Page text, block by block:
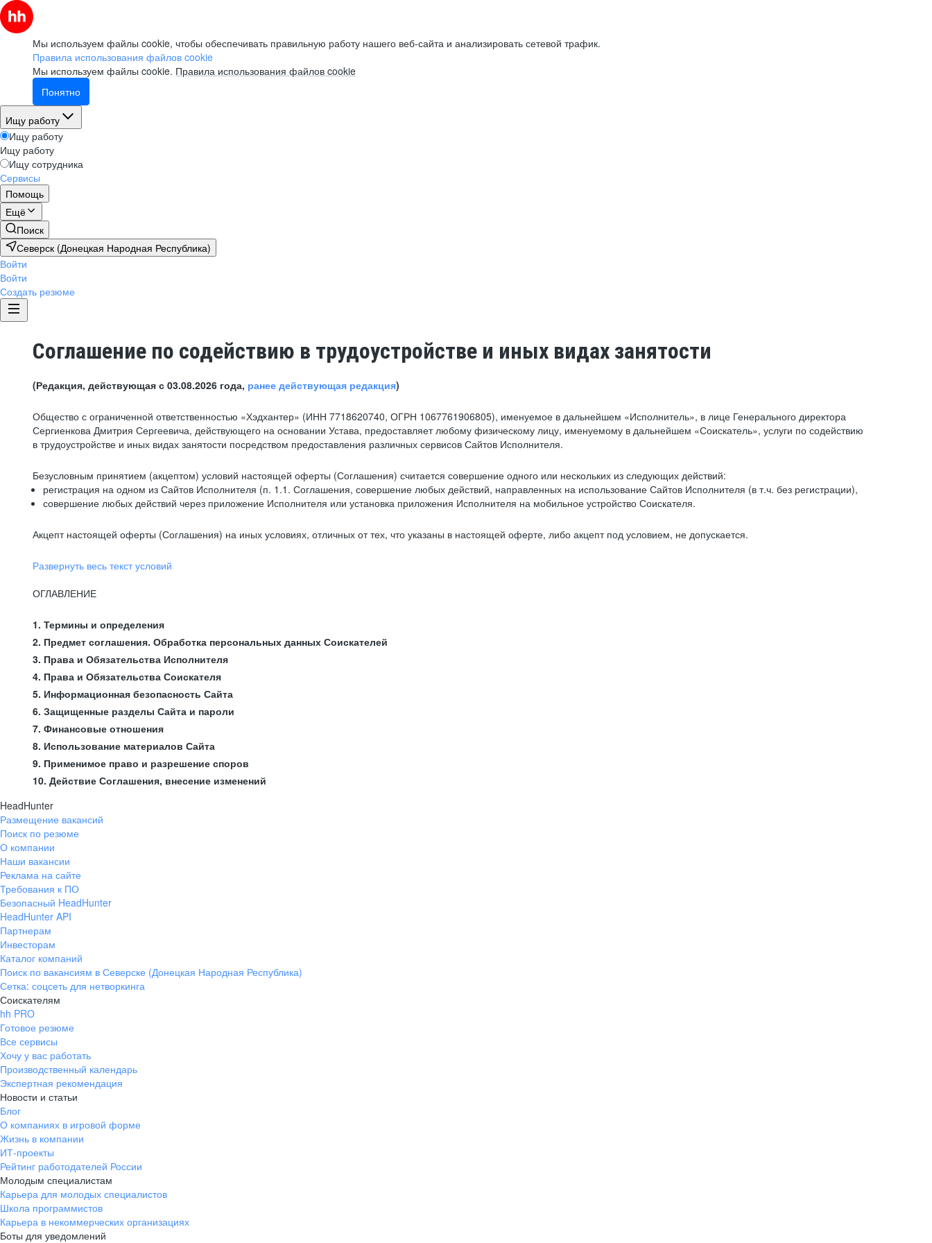
Мы используем файлы cookie, чтобы обеспечивать правильную работу нашего веб-сайта и анализировать сетевой трафик.
Правила использования файлов cookie
Мы используем файлы cookie. Правила использования файлов cookie
Понятно
Ищу работу
Ищу работу
Ищу работу
Ищу сотрудника
Сервисы
Помощь
Ещё
Поиск
Северск (Донецкая Народная Республика)
Войти
Войти
Создать резюме
Соглашение по содействию в трудоустройстве и иных видах занятости
(Редакция, действующая с 03.08.2026 года, ранее действующая редакция)
Общество с ограниченной ответственностью «Хэдхантер» (ИНН 7718620740, ОГРН 1067761906805), именуемое в дальнейшем «Исполнитель», в лице Генерального директора
Сергиенкова Дмитрия Сергеевича, действующего на основании Устава, предоставляет любому физическому лицу, именуемому в дальнейшем «Соискатель», услуги по содействию
в трудоустройстве и иных видах занятости посредством предоставления различных сервисов Сайтов Исполнителя.
Безусловным принятием (акцептом) условий настоящей оферты (Соглашения) считается совершение одного или нескольких из следующих действий:
регистрация на одном из Сайтов Исполнителя (п. 1.1. Соглашения, совершение любых действий, направленных на использование Сайтов Исполнителя (в т.ч. без регистрации),
совершение любых действий через приложение Исполнителя или установка приложения Исполнителя на мобильное устройство Соискателя.
Акцепт настоящей оферты (Соглашения) на иных условиях, отличных от тех, что указаны в настоящей оферте, либо акцепт под условием, не допускается.
Развернуть весь текст условий
ОГЛАВЛЕНИЕ
1. Термины и определения
2. Предмет соглашения. Обработка персональных данных Соискателей
3. Права и Обязательства Исполнителя
4. Права и Обязательства Соискателя
5. Информационная безопасность Сайта
6. Защищенные разделы Сайта и пароли
7. Финансовые отношения
8. Использование материалов Сайта
9. Применимое право и разрешение споров
10. Действие Соглашения, внесение изменений
HeadHunter
Размещение вакансий
Поиск по резюме
О компании
Наши вакансии
Реклама на сайте
Требования к ПО
Безопасный HeadHunter
HeadHunter API
Партнерам
Инвесторам
Каталог компаний
Поиск по вакансиям в Северске (Донецкая Народная Республика)
Сетка: соцсеть для нетворкинга
Соискателям
hh PRO
Готовое резюме
Все сервисы
Хочу у вас работать
Производственный календарь
Экспертная рекомендация
Новости и статьи
Блог
О компаниях в игровой форме
Жизнь в компании
ИТ-проекты
Рейтинг работодателей России
Молодым специалистам
Карьера для молодых специалистов
Школа программистов
Карьера в некоммерческих организациях
Боты для уведомлений